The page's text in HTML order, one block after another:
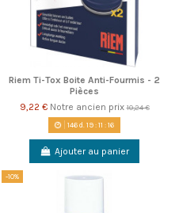
Riem Ti-Tox Boite Anti-Fourmis - 2
Pièces
9,22 € Notre ancien prix10,24 €
146d. 19:11 :16
Ajouter au panier
-10%